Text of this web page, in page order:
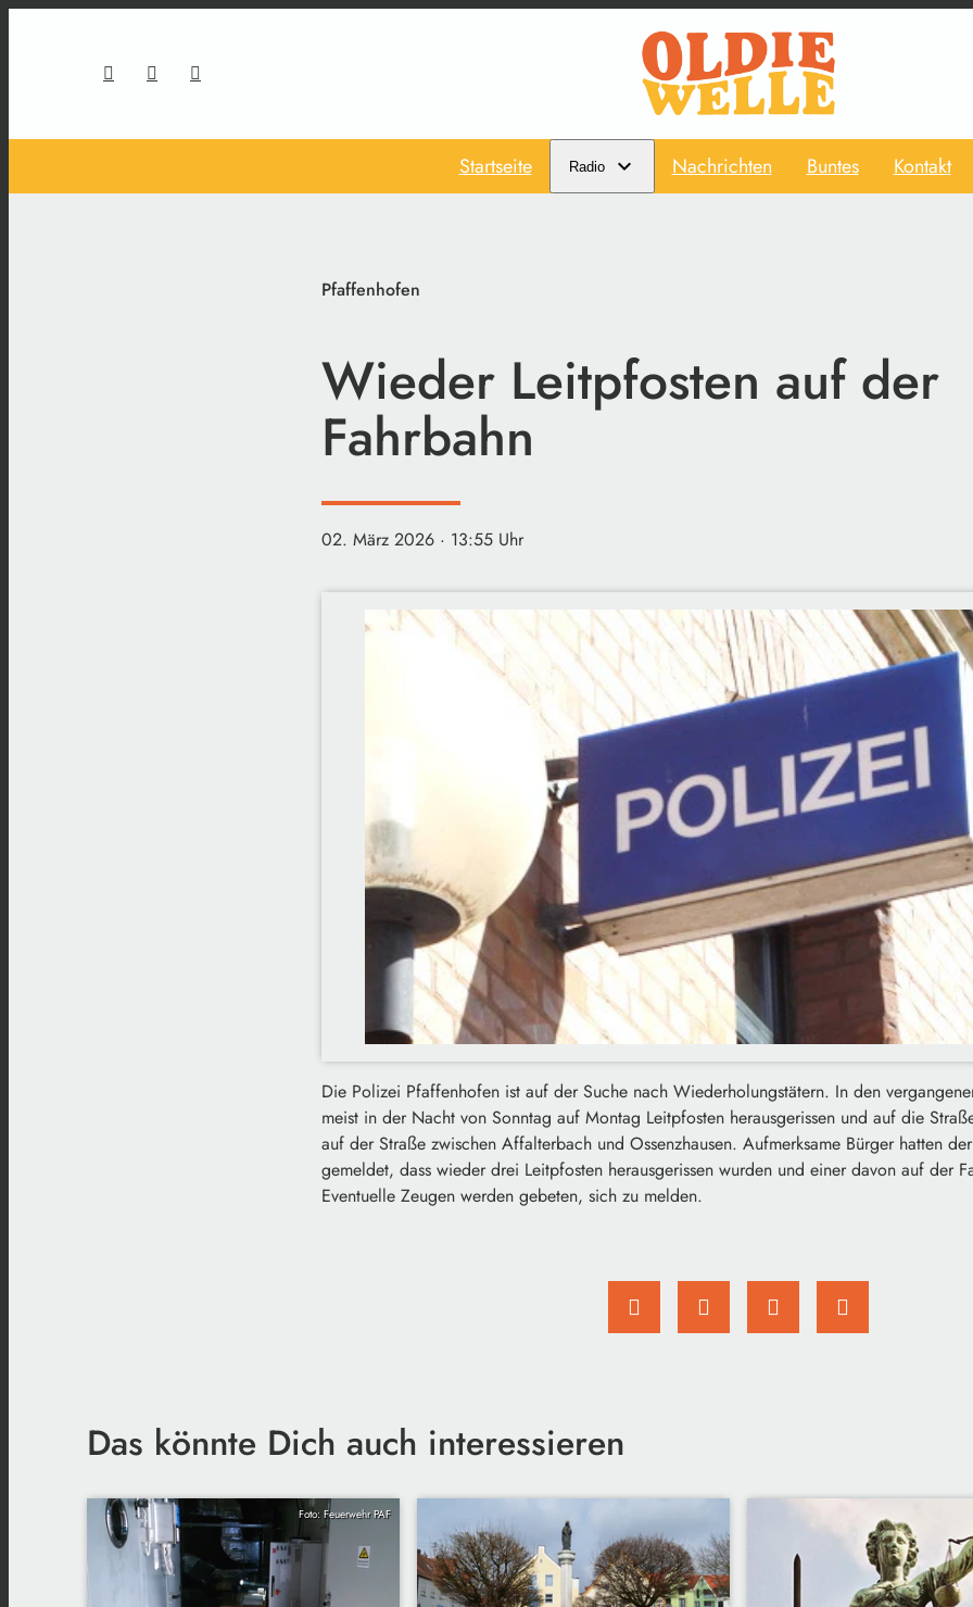
Startseite Radio Nachrichten Buntes Kontakt
Pfaffenhofen
Wieder Leitpfosten auf der
Fahrbahn
02. März 2026 · 13:55 Uhr
Die Polizei Pfaffenhofen ist auf der Suche nach Wiederholungstätern. In den
meist in der Nacht von Sonntag auf Montag Leitpfosten herausgerissen und auf die
auf der Straße zwischen Affalterbach und Ossenzhausen. Aufmerksame Bürger hatten
gemeldet, dass wieder drei Leitpfosten herausgerissen wurden und einer davon auf der
Eventuelle Zeugen werden gebeten, sich zu melden.
Das könnte Dich auch interessieren
Foto: Feuerwehr PAF